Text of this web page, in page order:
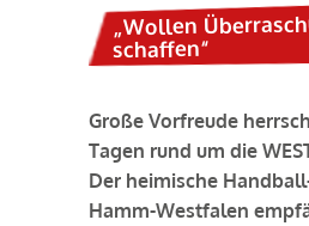
„Wollen
schaffen“
Große Vorfreude
Tagen rund um die
Der heimische
Hamm-Westfalen